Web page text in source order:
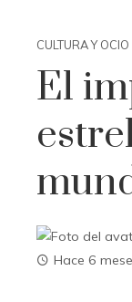
CULTURA Y OCIO
El
Hace 6